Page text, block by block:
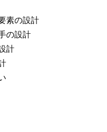
素の設計
の設計
計